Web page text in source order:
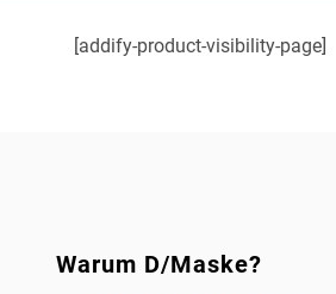
[addify-product-visibility-page]
Warum D/Maske?